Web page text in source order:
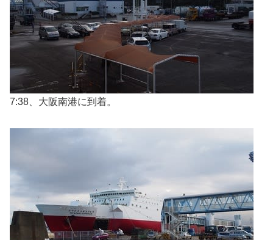
7:38、大阪南港に到着。